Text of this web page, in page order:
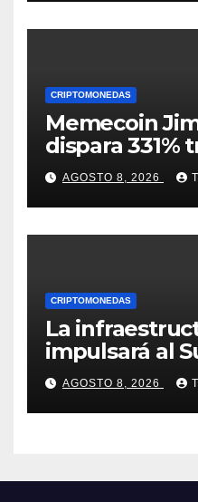
CRIPTOMONEDAS
Memecoin
dispara 331%
Elon Musk
mapache
AGOSTO 8, 2026
CRIPTOMONEDAS
La
impulsará al
destaca
Bank
AGOSTO 8, 2026